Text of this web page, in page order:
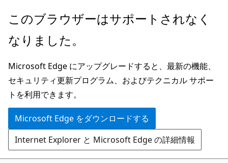
メ
ン
ン
テ
ン
ツ
に
ス
キ
このブラウザーはサポートされなく
なりました。
Microsoft Edge にアップグレードすると、最新の機能、
セキュリティ更新プログラム、およびテクニカル サポー
トを利用できます。
Microsoft Edge をダウンロードする
Internet Explorer と Microsoft Edge の詳細情報